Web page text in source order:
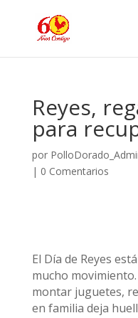
Reyes,
para
por
| 0 Comentarios
El Día de Reyes
mucho
montar juguetes,
en familia deja